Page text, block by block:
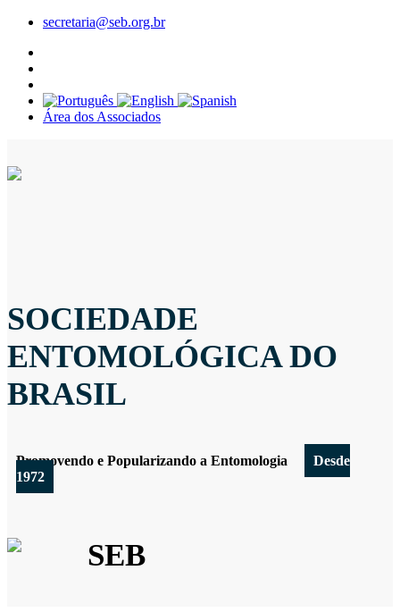
secretaria@seb.org.br
Área dos Associados
SOCIEDADE
ENTOMOLÓGICA DO
BRASIL
Promovendo e Popularizando a Entomologia
Desde
1972
SEB